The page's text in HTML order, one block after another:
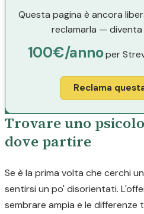
Questa pagina è ancora
reclamarla — diventa
100€/annoper
Reclama
Trovare uno
dove partire
Se è la prima volta che cerchi
sentirsi un po' disorientati.
sembrare ampia e le